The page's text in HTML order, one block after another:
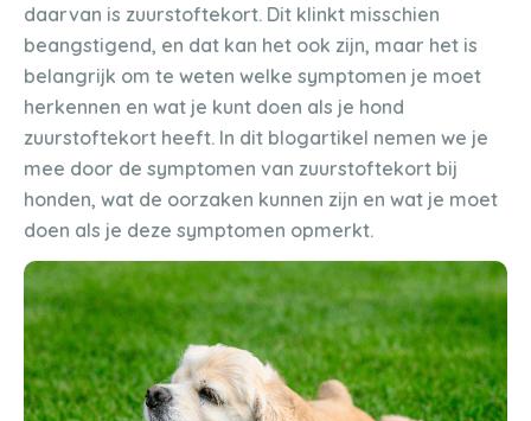
daarvan is zuurstoftekort. Dit klinkt misschien
beangstigend, en dat kan het ook zijn, maar het is
belangrijk om te weten welke symptomen je moet
herkennen en wat je kunt doen als je hond
zuurstoftekort heeft. In dit blogartikel nemen we je
mee door de symptomen van zuurstoftekort bij
honden, wat de oorzaken kunnen zijn en wat je moet
doen als je deze symptomen opmerkt.